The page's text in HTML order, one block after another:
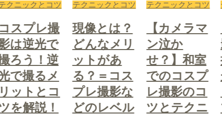
ツ テクニックとコツ
現像とは？
どんなメリ
ットがあ
る？＝コス
プレ撮影な
どのレベル
テクニックとコツ
【カメラマ
ン泣か
せ？】和室
でのコスプ
レ撮影のコ
ツとテクニ
テクニックと
コスプ
影は逆
撮ろう
光で撮
リット
ツを解